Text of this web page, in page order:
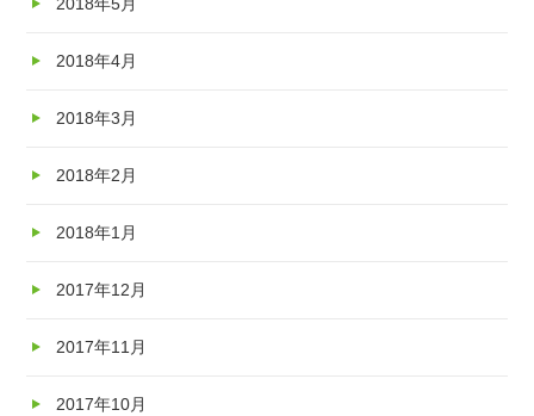
2018年4月
2018年3月
2018年2月
2018年1月
2017年12月
2017年11月
2017年10月